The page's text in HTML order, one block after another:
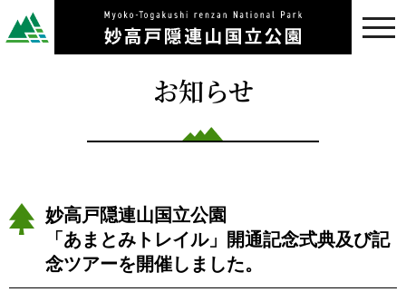
お知らせ
妙高戸隠連山国立公園
「あまとみトレイル」開通記念式典及び記
念ツアーを開催しました。